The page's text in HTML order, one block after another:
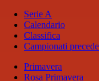
Serie A
Calendario
Classifica
Campionati
Primavera
Rosa Primavera